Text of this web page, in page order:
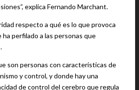
explica Fernando Marchant.
respecto a qué es lo que provoca
perfilado a las personas que
son personas con características de
y control, y donde hay una
de control del cerebro que regula